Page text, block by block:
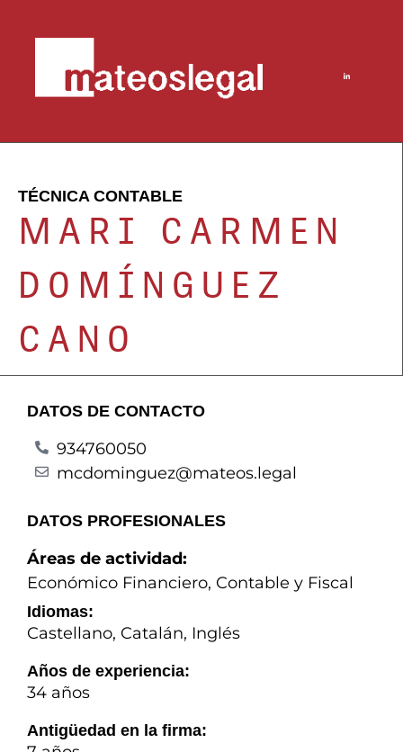
TÉCNICA CONTABLE
MARI CARMEN
DOMÍNGUEZ
CANO
DATOS DE CONTACTO
934760050
mcdominguez@mateos.legal
DATOS PROFESIONALES
Áreas de actividad:
Económico Financiero, Contable y Fiscal
Idiomas:
Castellano, Catalán, Inglés
Años de experiencia:
34 años
Antigüedad en la firma: